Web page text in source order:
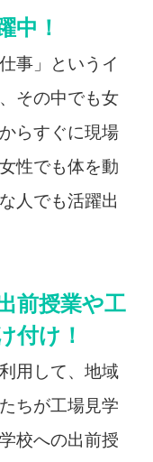
中！
事」というイ
その中でも女
らすぐに現場
性でも体を動
人でも活躍出
前授業や工
付け！
用して、地域
ちが工場見学
校への出前授